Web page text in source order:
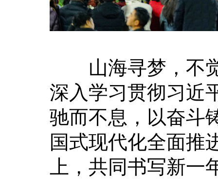
山海寻梦，不觉
深入学习贯彻习近
驰而不息，以奋斗
国式现代化全面推
上，共同书写新一